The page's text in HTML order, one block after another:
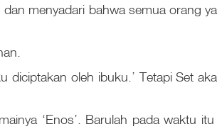
menyadari bahwa semua orang
oleh ibuku.’ Tetapi Set
‘Enos’. Barulah pada waktu itu